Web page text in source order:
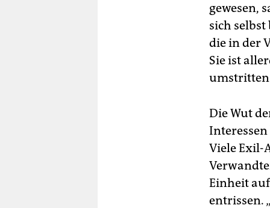
gewesen,
sich
die in der
Sie ist
Die Wut
Viele Exil-
Einheit
entrissen.